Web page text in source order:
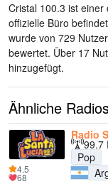
Cristal 100.3 ist
offizielle Büro
wurde von 729
bewertet. Über 17
hinzugefügt.
Ähnliche
Radio
99.7
Pop
4.5
68